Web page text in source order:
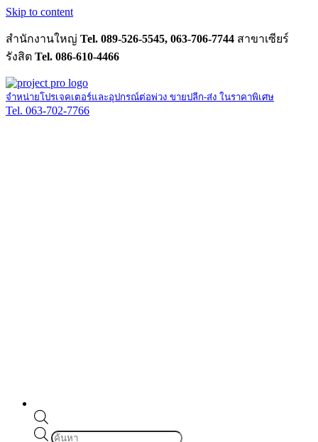
Skip to content
สำนักงานใหญ่ Tel. 089-526-5545, 063-706-7744 สาขาเซียร์
รังสิต Tel. 086-610-4466
จำหน่ายโปรเจคเตอร์และอุปกรณ์ต่อพ่วง ขายปลีก-ส่ง ในราคาพิเศษ
Tel. 063-702-7766
Products